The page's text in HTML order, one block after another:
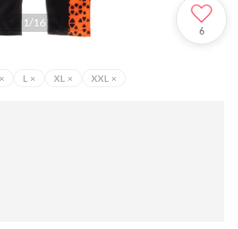
1/16
6
× L × XL × XXL ×